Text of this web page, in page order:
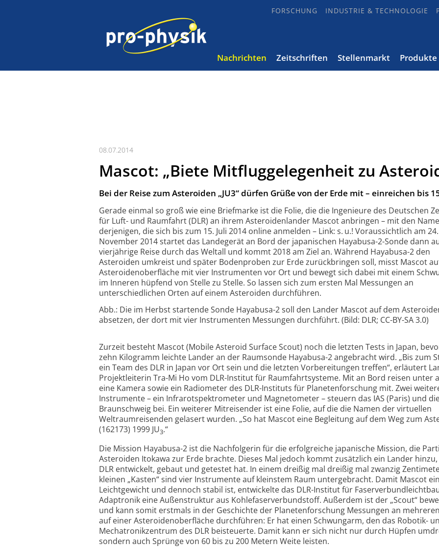
FORSCHUNG INDUSTRIE & TECHNOLOGIE
Nachrichten Zeitschriften Stellenmarkt Produkte
08.07.2014
Mascot: „Biete Mitfluggelegenheit zu
Bei der Reise zum Asteroiden „JU3“ dürfen Grüße von der Erde mit – einreichen bis
Gerade einmal so groß wie eine Briefmarke ist die Folie, die die Ingenieure des Deutschen
für Luft- und Raumfahrt (DLR) an ihrem Asteroidenlander Mascot anbringen – mit den
derjenigen, die sich bis zum 15. Juli 2014 online anmelden – Link: s. u.! Voraussichtlich am 24.
November 2014 startet das Landegerät an Bord der japanischen Hayabusa-2-Sonde dann
vierjährige Reise durch das Weltall und kommt 2018 am Ziel an. Während Hayabusa-2 den
Asteroiden umkreist und später Bodenproben zur Erde zurückbringen soll, misst Mascot
Asteroidenoberfläche mit vier Instrumenten vor Ort und bewegt sich dabei mit einem
im Inneren hüpfend von Stelle zu Stelle. So lassen sich zum ersten Mal Messungen an
unterschiedlichen Orten auf einem Asteroiden durchführen.
Abb.: Die im Herbst startende Sonde Hayabusa-2 soll den Lander Mascot auf dem
absetzen, der dort mit vier Instrumenten Messungen durchführt. (Bild: DLR; CC-BY-SA 3.0)
Zurzeit besteht Mascot (Mobile Asteroid Surface Scout) noch die letzten Tests in Japan,
zehn Kilogramm leichte Lander an der Raumsonde Hayabusa-2 angebracht wird. „Bis zum
ein Team des DLR in Japan vor Ort sein und die letzten Vorbereitungen treffen“, erläutert
Projektleiterin Tra-Mi Ho vom DLR-Institut für Raumfahrtsysteme. Mit an Bord reisen unter
eine Kamera sowie ein Radiometer des DLR-Instituts für Planetenforschung mit. Zwei
Instrumente – ein Infrarotspektrometer und Magnetometer – steuern das IAS (Paris) und
Braunschweig bei. Ein weiterer Mitreisender ist eine Folie, auf die die Namen der virtuellen
Weltraumreisenden gelasert wurden. „So hat Mascot eine Begleitung auf dem Weg zum
(162173) 1999 JU3.“
Die Mission Hayabusa-2 ist die Nachfolgerin für die erfolgreiche japanische Mission, die
Asteroiden Itokawa zur Erde brachte. Dieses Mal jedoch kommt zusätzlich ein Lander
DLR entwickelt, gebaut und getestet hat. In einem dreißig mal dreißig mal zwanzig
kleinen „Kasten“ sind vier Instrumente auf kleinstem Raum untergebracht. Damit Mascot ein
Leichtgewicht und dennoch stabil ist, entwickelte das DLR-Institut für
Adaptronik eine Außenstruktur aus Kohlefaserverbundstoff. Außerdem ist der „Scout“
und kann somit erstmals in der Geschichte der Planetenforschung Messungen an
auf einer Asteroidenoberfläche durchführen: Er hat einen Schwungarm, den das Robotik-
Mechatronikzentrum des DLR beisteuerte. Damit kann er sich nicht nur durch Hüpfen
sondern auch Sprünge von 60 bis zu 200 Metern Weite leisten.